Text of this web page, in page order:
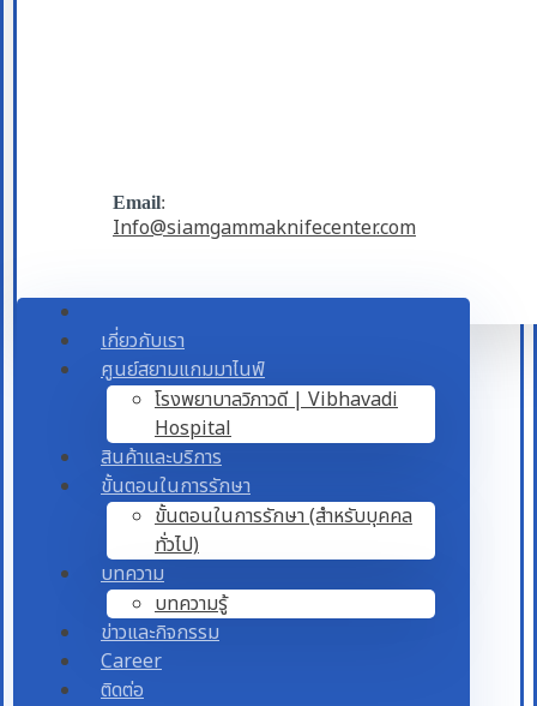
Email:
Info@siamgammaknifecenter.com
เกี่ยวกับเรา
ศูนย์สยามแกมมาไนฟ์
โรงพยาบาลวิภาวดี | Vibhavadi
Hospital
สินค้าและบริการ
ขั้นตอนในการรักษา
ขั้นตอนในการรักษา (สำหรับบุคคล
ทั่วไป)
บทความ
บทความรู้
ข่าวและกิจกรรม
Career
ติดต่อ